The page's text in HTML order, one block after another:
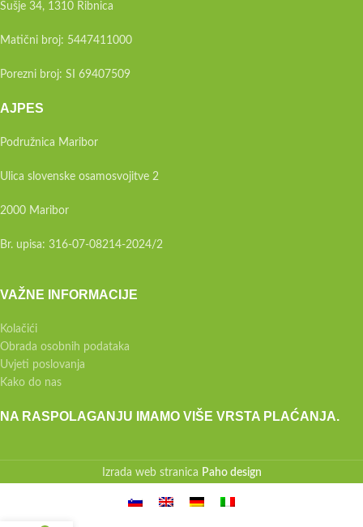
Sušje 34, 1310 Ribnica
Matični broj: 5447411000
Porezni broj: SI 69407509
AJPES
Podružnica Maribor
Ulica slovenske osamosvojitve 2
2000 Maribor
Br. upisa: 316-07-08214-2024/2
VAŽNE INFORMACIJE
Kolačići
Obrada osobnih podataka
Uvjeti poslovanja
Kako do nas
NA RASPOLAGANJU IMAMO VIŠE VRSTA PLAĆANJA.
Izrada web stranica Paho design